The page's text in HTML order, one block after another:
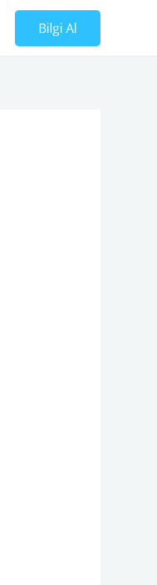
Bilgi Al